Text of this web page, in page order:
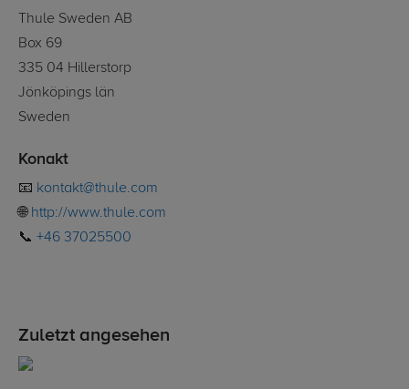
Thule Sweden AB
Box 69
335 04 Hillerstorp
Jönköpings län
Sweden
Konakt
📧 kontakt@thule.com
🌐 http://www.thule.com
📞 +46 37025500
Zuletzt angesehen